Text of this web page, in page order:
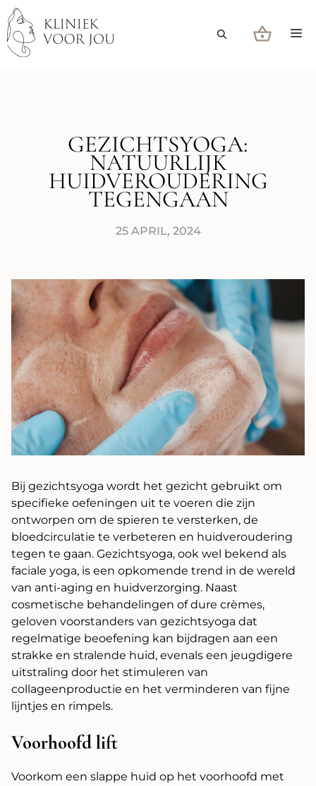
Ga
naar
de
inhoud
GEZICHTSYOGA:
NATUURLIJK
HUIDVEROUDERING
TEGENGAAN
25 APRIL, 2024
Bij gezichtsyoga wordt het gezicht gebruikt om
specifieke oefeningen uit te voeren die zijn
ontworpen om de spieren te versterken, de
bloedcirculatie te verbeteren en huidveroudering
tegen te gaan. Gezichtsyoga, ook wel bekend als
faciale yoga, is een opkomende trend in de wereld
van anti-aging en huidverzorging. Naast
cosmetische behandelingen of dure crèmes,
geloven voorstanders van gezichtsyoga dat
regelmatige beoefening kan bijdragen aan een
strakke en stralende huid, evenals een jeugdigere
uitstraling door het stimuleren van
collageenproductie en het verminderen van fijne
lijntjes en rimpels.
Voorhoofd lift
Voorkom een slappe huid op het voorhoofd met